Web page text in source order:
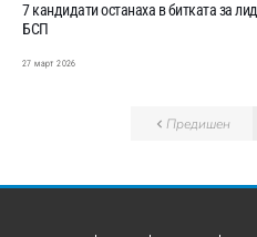
7 кандидати останаха в битката за
БСП
27 март 2026
Предишен